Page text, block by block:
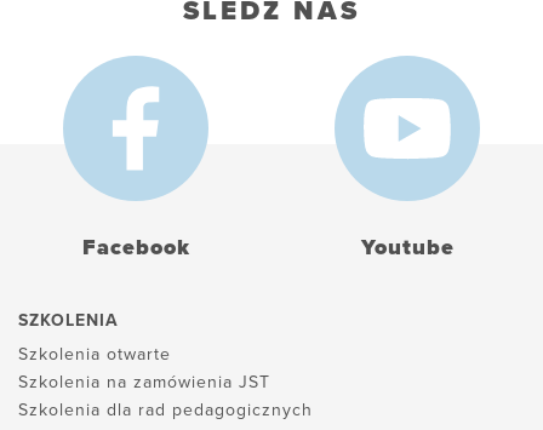
ŚLEDŹ NAS
Facebook Youtube
SZKOLENIA
Szkolenia otwarte
Szkolenia na zamówienia JST
Szkolenia dla rad pedagogicznych